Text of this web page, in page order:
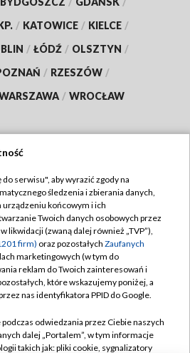
/ KATOWICE / KIELCE /
/ ŁÓDŹ / OLSZTYN /
/ RZESZÓW /
/ WROCŁAW
TVP
TVP
prywatności
Moje zgody
Pomoc
Kontakt
serwisu", aby wyrazić zgody na
śledzenia i zbierania danych,
urządzeniu końcowym i ich
Twoich danych osobowych przez
likwidacji (zwaną dalej również „TVP”),
firm) oraz pozostałych Zaufanych
marketingowych (w tym do
reklam do Twoich zainteresowań i
które wskazujemy poniżej, a
nas identyfikatora PPID do Google.
odwiedzania przez Ciebie naszych
dalej „Portalem”, w tym informacje
takich jak: pliki cookie, sygnalizatory